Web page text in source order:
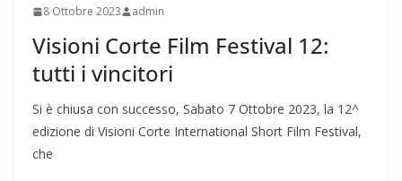
8 Ottobre 2023 admin
Visioni Corte Film Festival 12:
tutti i vincitori
Si è chiusa con successo, Sabato 7 Ottobre 2023, la 12^
edizione di Visioni Corte International Short Film Festival,
che